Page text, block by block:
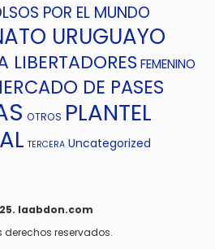
POR EL MUNDO
URUGUAYO
LIBERTADORES FEMENINO
DE PASES
OTROS PLANTEL
TERCERA Uncategorized
laabdon.com
derechos reservados.